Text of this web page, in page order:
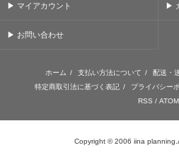
▶ マイアカウント ▶
▶ お問い合わせ
ホーム / 支払い方法について / 配送・
特定商取引法に基づく表記 / プライバシー
RSS / ATOM
Copyright © 2006 iina